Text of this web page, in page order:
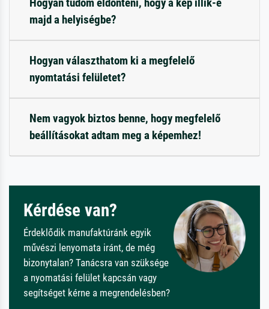
Hogyan tudom eldönteni, hogy a kép illik-e
majd a helyiségbe?
Hogyan választhatom ki a megfelelő
nyomtatási felületet?
Nem vagyok biztos benne, hogy megfelelő
beállításokat adtam meg a képemhez!
Kérdése van?
Érdeklődik manufaktúránk egyik
művészi lenyomata iránt, de még
bizonytalan? Tanácsra van szüksége
a nyomatási felület kapcsán vagy
segítséget kérne a megrendelésben?